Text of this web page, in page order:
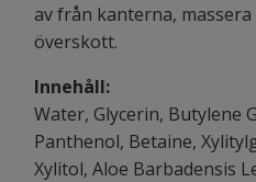
av från kanterna,
överskott.
Innehåll:
Water, Glycerin, Butylene
Panthenol, Betaine,
Xylitol, Aloe Barbadensis